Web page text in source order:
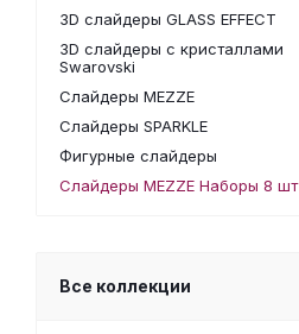
3D слайдеры GLASS EFFECT
3D слайдеры с кристаллами
Swarovski
Слайдеры MEZZE
Слайдеры SPARKLE
Фигурные слайдеры
Слайдеры MEZZE Наборы 8 шт
Все коллекции